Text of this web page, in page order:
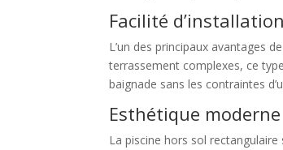
Facilité d’installation
L’un des principaux avantages
terrassement complexes, ce
baignade sans les contraintes
Esthétique moderne
La piscine hors sol